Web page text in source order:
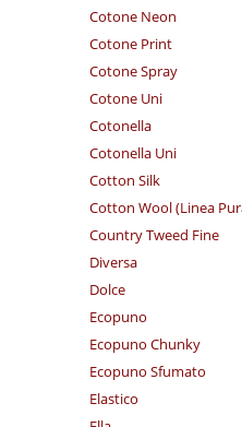
Cotone Neon
Cotone Print
Cotone Spray
Cotone Uni
Cotonella
Cotonella Uni
Cotton Silk
Cotton Wool (Linea
Country Tweed Fine
Diversa
Dolce
Ecopuno
Ecopuno Chunky
Ecopuno Sfumato
Elastico